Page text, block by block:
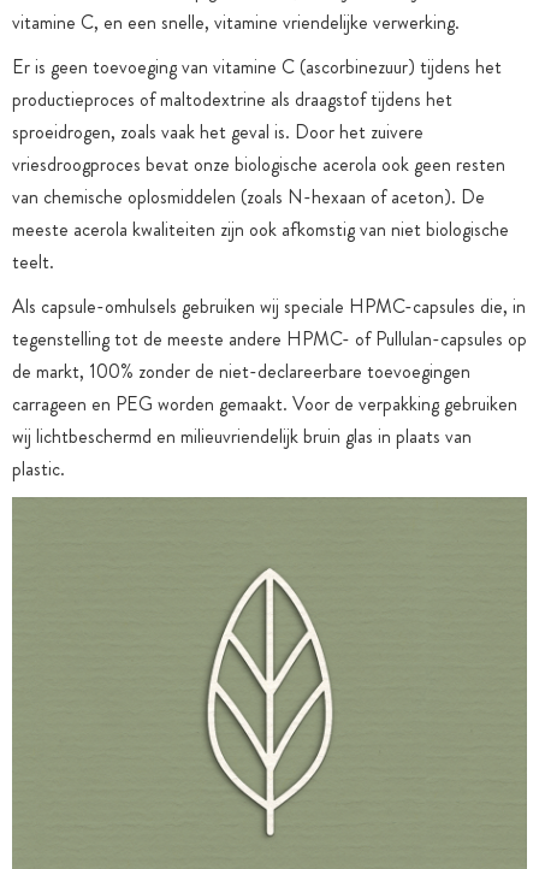
vitamine C, en een snelle, vitamine vriendelijke verwerking.
Er is geen toevoeging van vitamine C (ascorbinezuur) tijdens het
productieproces of maltodextrine als draagstof tijdens het
sproeidrogen, zoals vaak het geval is. Door het zuivere
vriesdroogproces bevat onze biologische acerola ook geen resten
van chemische oplosmiddelen (zoals N-hexaan of aceton). De
meeste acerola kwaliteiten zijn ook afkomstig van niet biologische
teelt.
Als capsule-omhulsels gebruiken wij speciale HPMC-capsules die, in
tegenstelling tot de meeste andere HPMC- of Pullulan-capsules op
de markt, 100% zonder de niet-declareerbare toevoegingen
carrageen en PEG worden gemaakt. Voor de verpakking gebruiken
wij lichtbeschermd en milieuvriendelijk bruin glas in plaats van
plastic.